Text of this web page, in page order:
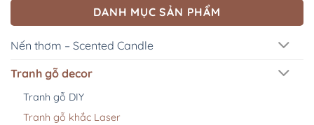
DANH MỤC SẢN PHẨM
Nến thơm – Scented Candle
Tranh gỗ decor
Tranh gỗ DIY
Tranh gỗ khắc Laser